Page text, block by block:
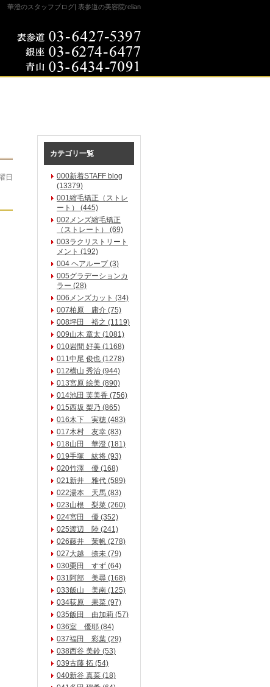
華澄のスタッフブログ| 表参道の美容院relian
日
カテゴリ一覧
000新着STAFF blog
(13379)
001縮毛矯正（ストレ
ート） (445)
002メンズ縮毛矯正
（ストレート） (69)
003ラクリストリート
メント (192)
004 ヘアループ (3)
005グラデーションカ
ラー (28)
006メンズカット (34)
007柏原 庸介 (75)
008坪田 裕之 (1119)
009山木 章太 (1081)
010岩間 好美 (1168)
011中尾 俊也 (1278)
012横山 秀治 (944)
013宮原 絵美 (890)
014池田 芙美香 (756)
015西坂 梨乃 (865)
016木下 実穂 (483)
017木村 友幸 (83)
018山田 華澄 (181)
019手塚 紘将 (93)
020竹澤 優 (168)
021新井 雅代 (589)
022湯本 天馬 (83)
023山根 梨菜 (260)
024宮田 優 (352)
025渡辺 陸 (241)
026藤井 茉帆 (278)
027大越 捺未 (79)
030栗田 すず (64)
031阿部 美尋 (168)
033飯山 美南 (125)
034荻原 果菜 (97)
035飯田 由加莉 (57)
036室 優耶 (84)
037福田 彩葉 (29)
038西谷 美鈴 (53)
039古藤 拓 (54)
040新谷 真菜 (18)